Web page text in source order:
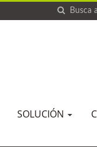
SOLUCIÓN